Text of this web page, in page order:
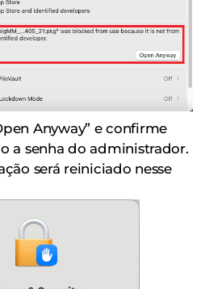
Anyway” e confirme
a senha do administrador.
será reiniciado nesse